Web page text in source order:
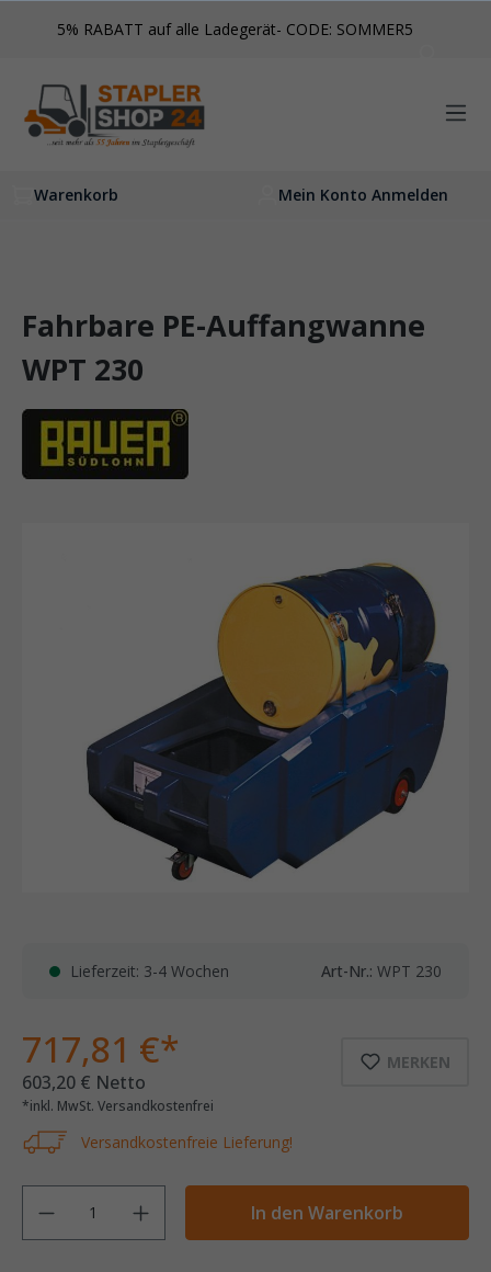
springen
5% RABATT auf alle Ladegerät- CODE: SOMMER5
Mein Konto Anmelden
Warenkorb
Fahrbare PE-Auffangwanne
WPT 230
Lieferzeit: 3-4 Wochen Art-Nr.: WPT 230
MERKEN
717,81 €*
603,20 € Netto
*inkl. MwSt. Versandkostenfrei
Versandkostenfreie Lieferung!
Anzahl
In den Warenkorb